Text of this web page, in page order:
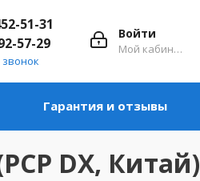
Войти
Мой кабинет
51-31
57-29
Гарантия и отзывы
DX, Китай)